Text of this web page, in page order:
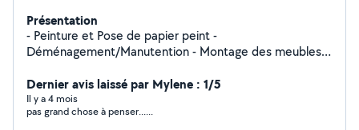
Présentation
- Peinture et Pose de papier peint -
Déménagement/Manutention - Montage des meubles -
Paiement CESU ( Chèque emploi service universel )
Dernier avis laissé par Mylene : 1/5
Il y a 4 mois
pas grand chose à penser......